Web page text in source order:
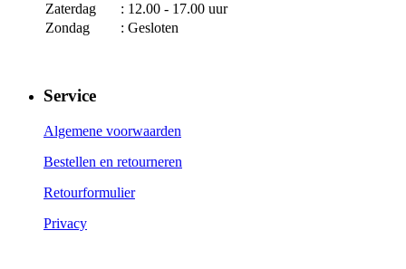
Zaterdag
: 12.00 - 17.00 uur
Zondag
: Gesloten
Service
Algemene voorwaarden
Bestellen en retourneren
Retourformulier
Privacy